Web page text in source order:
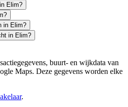
Elim?
in Elim?
in Elim?
buurt- en wijkdata van
Maps. Deze gegevens worden elke
.